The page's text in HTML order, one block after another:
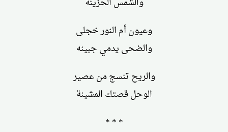
وعيون أم النور خجلى
والضحى يدمي جبينه
والريح تنسج من عصير
الوحل قصتك المشينة
* * *